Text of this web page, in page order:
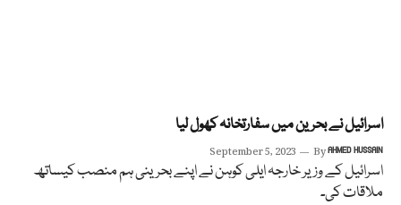
اسرائیل نے بحرین میں سفارتخانہ کھول لیا
September 5, 2023 ByAHMED HUSSAIN
اسرائیل کے وزیر خارجہ ایلی کوہن نے اپنے بحرینی ہم منصب کیساتھ
ملاقات کی۔